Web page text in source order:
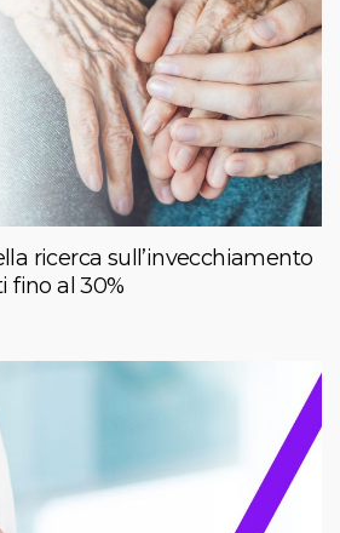
ricerca sull’invecchiamento
fino al 30%